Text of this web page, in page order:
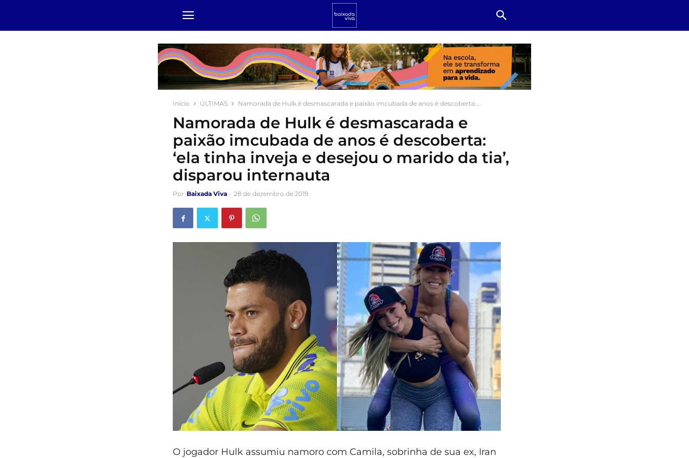
Início ÚLTIMAS Namorada de Hulk é desmascarada e paixão imcubada de anos é descoberta:...
Namorada de Hulk é desmascarada e
paixão imcubada de anos é descoberta:
‘ela tinha inveja e desejou o marido da tia’,
disparou internauta
Por Baixada Viva - 28 de dezembro de 2019
O jogador Hulk assumiu namoro com Camila, sobrinha de sua ex, Iran